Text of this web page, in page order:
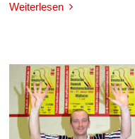
Weiterlesen